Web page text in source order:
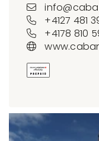
+4127 481
+4178 810